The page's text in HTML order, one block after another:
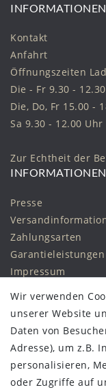
INFORMATIONEN
Kontakt
Anfahrt
Öffnungszeiten
Die - Fr 9.30 -
Die, Do, Fr 15.00 -
Sa 9.30 - 12.00 Uhr
Zur Echtheit der
INFORMATIONEN
Presse
Zahlungsarten
Garantieleistungen
Impressum
Vertrag widerrufen
STAY
Wir verwenden
unserer Website
Daten von
Adresse), um z.B.
personalisieren,
oder Zugriffe auf